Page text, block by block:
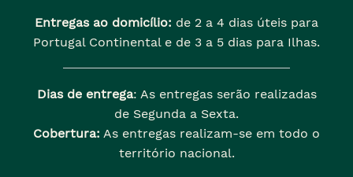
Entregas ao domicílio: de 2 a 4 dias úteis para
Portugal Continental e de 3 a 5 dias para Ilhas.
Dias de entrega: As entregas serão realizadas
de Segunda a Sexta.
Cobertura: As entregas realizam-se em todo o
território nacional.